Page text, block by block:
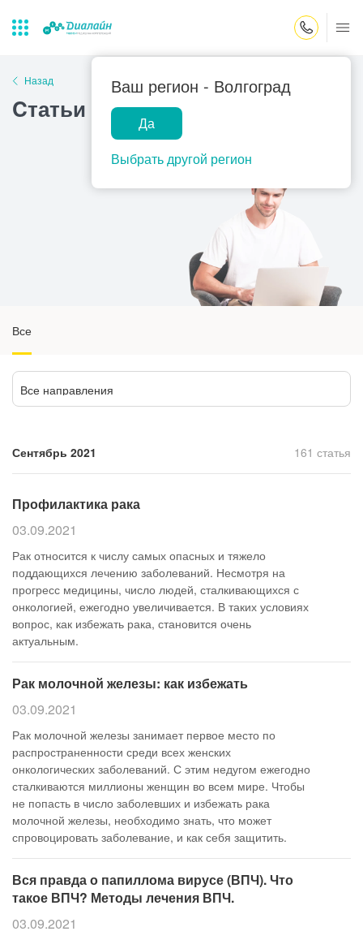
Ваш регион - Волгоград
Да
Выбрать другой регион
Лаборатории
Центр помощи
на дому
Закрыть поиск
Популярные запросы
Прием гинеколога
Прием кардиолога
Назад
Cтатьи - страница 22
Все
Все направления
Сентябрь 2021 161 статья
Профилактика рака
03.09.2021
Рак относится к числу самых опасных и тяжело
поддающихся лечению заболеваний. Несмотря на
прогресс медицины, число людей, сталкивающихся с
онкологией, ежегодно увеличивается. В таких условиях
вопрос, как избежать рака, становится очень
актуальным.
Рак молочной железы: как избежать
03.09.2021
Рак молочной железы занимает первое место по
распространенности среди всех женских
онкологических заболеваний. С этим недугом ежегодно
сталкиваются миллионы женщин во всем мире. Чтобы
не попасть в число заболевших и избежать рака
молочной железы, необходимо знать, что может
спровоцировать заболевание, и как себя защитить.
Вся правда о папиллома вирусе (ВПЧ). Что
такое ВПЧ? Методы лечения ВПЧ.
03.09.2021